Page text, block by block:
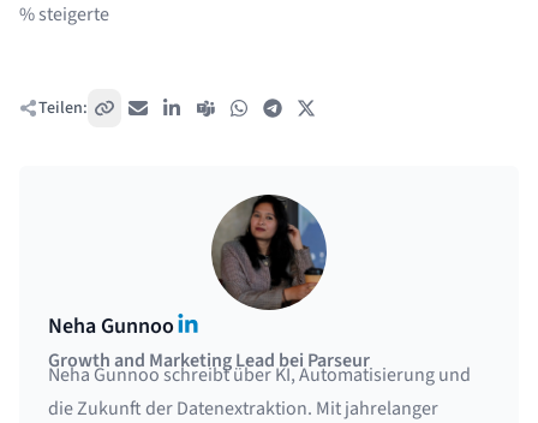
% steigerte
Teilen: Link kopieren
E-Mail LinkedIn
Teams WhatsAppTelegram
Neha GunnooLinkedIn
Growth and Marketing Lead bei Parseur
Neha Gunnoo schreibt über KI, Automatisierung und
die Zukunft der Datenextraktion. Mit jahrelanger